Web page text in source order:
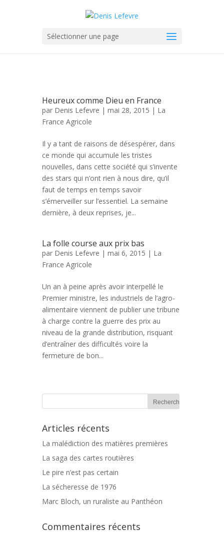
Sélectionner une page
Heureux comme Dieu en France
par Denis Lefevre | mai 28, 2015 | La
France Agricole
Il y a tant de raisons de désespérer, dans
ce monde qui accumule les tristes
nouvelles, dans cette société qui s’invente
des stars qui n’ont rien à nous dire, qu’il
faut de temps en temps savoir
s’émerveiller sur l’essentiel. La semaine
dernière, à deux reprises, je...
La folle course aux prix bas
par Denis Lefevre | mai 6, 2015 | La
France Agricole
Un an à peine après avoir interpellé le
Premier ministre, les industriels de l’agro-
alimentaire viennent de publier une tribune
à charge contre la guerre des prix au
niveau de la grande distribution, risquant
d’entraîner des difficultés voire la
fermeture de bon...
Articles récents
La malédiction des matières premières
La saga des cartes routières
Le pire n’est pas certain
La sécheresse de 1976
Marc Bloch, un ruraliste au Panthéon
Commentaires récents